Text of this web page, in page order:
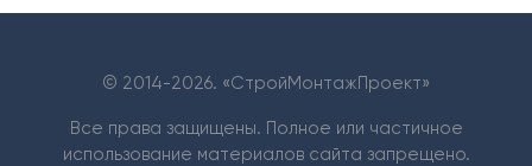
© 2014-2026. «СтройМонтажПроект»
Все права защищены. Полное или частичное
использование материалов сайта запрещено.